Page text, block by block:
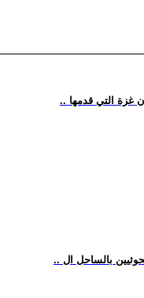
بالساحل ال